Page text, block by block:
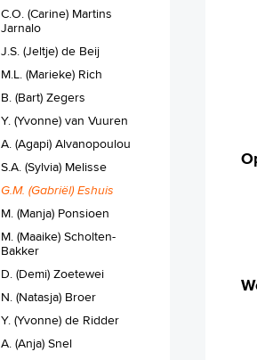
C.O. (Carine) Martins
Jarnalo
J.S. (Jeltje) de Beij
M.L. (Marieke) Rich
B. (Bart) Zegers
Y. (Yvonne) van Vuuren
A. (Agapi) Alvanopoulou
S.A. (Sylvia) Melisse
G.M. (Gabriël) Eshuis
M. (Manja) Ponsioen
M. (Maaike) Scholten-
Bakker
D. (Demi) Zoetewei
N. (Natasja) Broer
Y. (Yvonne) de Ridder
A. (Anja) Snel